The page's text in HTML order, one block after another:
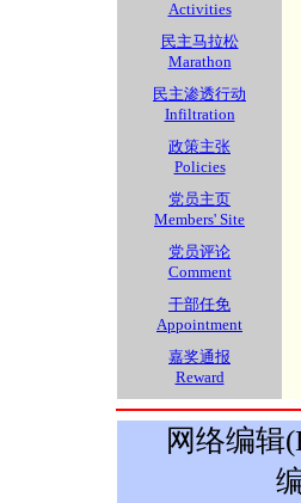
Activities
民主马拉松
Marathon
民主渗透行动
Infiltration
政策主张
Policies
党员主页
Members' Site
党员评论
Comment
干部任免
Appointment
嘉奖通报
Reward
网络编辑